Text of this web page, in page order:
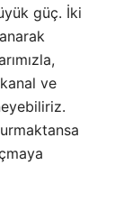
güç. İki
ve